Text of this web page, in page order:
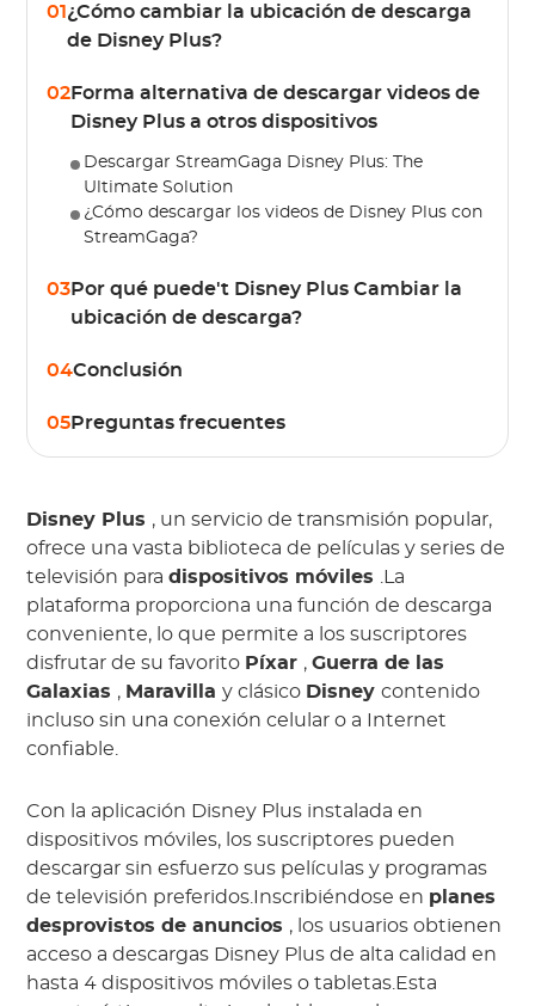
01 ¿Cómo cambiar la ubicación de descarga
de Disney Plus?
02Forma alternativa de descargar videos de
Disney Plus a otros dispositivos
Descargar StreamGaga Disney Plus: The
Ultimate Solution
¿Cómo descargar los videos de Disney Plus con
StreamGaga?
03Por qué puede't Disney Plus Cambiar la
ubicación de descarga?
04Conclusión
05Preguntas frecuentes
Disney Plus , un servicio de transmisión popular,
ofrece una vasta biblioteca de películas y series de
televisión paradispositivos móviles
.La
plataforma proporciona una función de descarga
conveniente, lo que permite a los suscriptores
disfrutar de su favorito Píxar ,Guerra de las
Galaxias , Maravillay clásico Disneycontenido
incluso sin una conexión celular o a Internet
confiable.
Con la aplicación Disney Plus instalada en
dispositivos móviles, los suscriptores pueden
descargar sin esfuerzo sus películas y programas
de televisión preferidos.Inscribiéndose en planes
desprovistos de anuncios , los usuarios obtienen
acceso a descargas Disney Plus de alta calidad en
hasta 4 dispositivos móviles o tabletas.Esta